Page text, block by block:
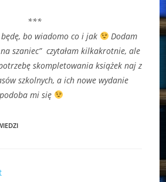
***
będę, bo wiadomo co i jak
Dodam
szaniec” czytałam kilkakrotnie, ale
skompletowania książek naj z
szkolnych, a ich nowe wydanie
podoba mi się